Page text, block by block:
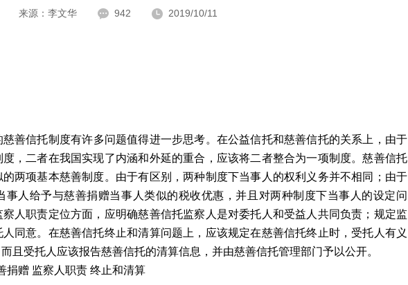
来源：李文华 942 2019/10/11
慈善信托制度有许多问题值得进一步思考。在公益信托和慈善信托的关系上，由于
，二者在我国实现了内涵和外延的重合，应该将二者整合为一项制度。慈善信托
两项基本慈善制度。由于有区别，两种制度下当事人的权利义务并不相同；由于
事人给予与慈善捐赠当事人类似的税收优惠，并且对两种制度下当事人的设定问
人职责定位方面，应明确慈善信托监察人是对委托人和受益人共同负责；规定监
同意。在慈善信托终止和清算问题上，应该规定在慈善信托终止时，受托人有义
且受托人应该报告慈善信托的清算信息，并由慈善信托管理部门予以公开。
捐赠 监察人职责 终止和清算